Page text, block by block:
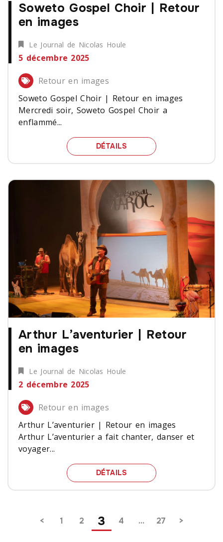
Soweto Gospel Choir | Retour
en images
Le Journal de Nicolas Houle
5 décembre 2025
Retour en images
Soweto Gospel Choir | Retour en images
Mercredi soir, Soweto Gospel Choir a
enflammé...
DÉTAILS SOWETO GOSPEL
Arthur L’aventurier | Retour
en images
Le Journal de Nicolas Houle
2 décembre 2025
Retour en images
Arthur L’aventurier | Retour en images
Arthur L’aventurier a fait chanter, danser et
voyager...
DÉTAILS ARTHUR L’AVENTURIER
Pagination 1 2 3 4 … 27